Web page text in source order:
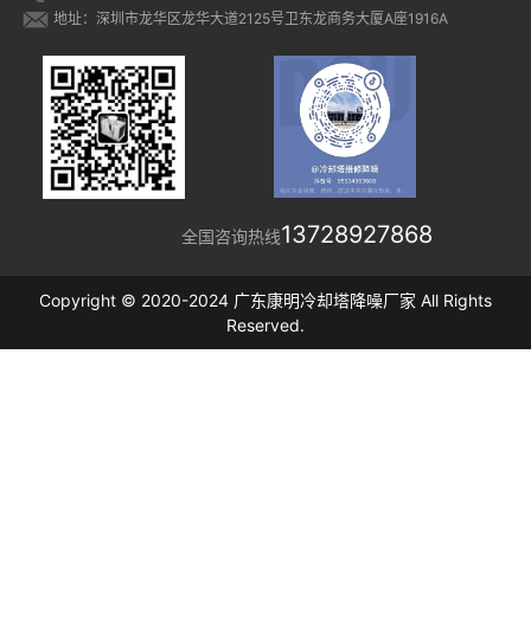
地址：深圳市龙华区龙华大道2125号卫东龙商务大厦A座1916A
全国咨询热线13728927868
Copyright © 2020-2024 广东康明冷却塔降噪厂家 All Rights
Reserved.